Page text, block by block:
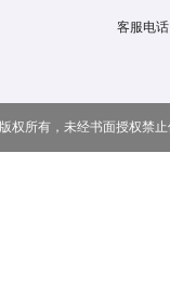
客服电
版权所有，未经书面授权